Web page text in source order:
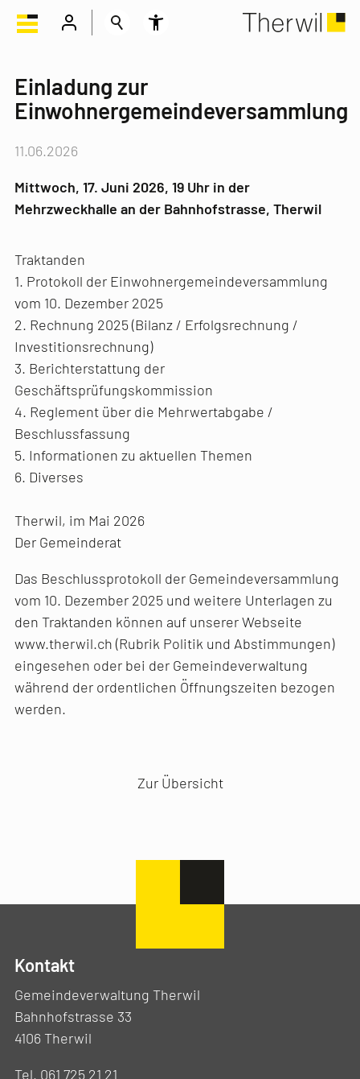
Einladung zur
Einwohnergemeindeversammlung
11.06.2026
Mittwoch, 17. Juni 2026, 19 Uhr in der
Mehrzweckhalle an der Bahnhofstrasse, Therwil
Traktanden
1. Protokoll der Einwohnergemeindeversammlung
vom 10. Dezember 2025
2. Rechnung 2025 (Bilanz / Erfolgsrechnung /
Investitionsrechnung)
3. Berichterstattung der
Geschäftsprüfungskommission
4. Reglement über die Mehrwertabgabe /
Beschlussfassung
5. Informationen zu aktuellen Themen
6. Diverses
Therwil, im Mai 2026
Der Gemeinderat
Das Beschlussprotokoll der Gemeindeversammlung
vom 10. Dezember 2025 und weitere Unterlagen zu
den Traktanden können auf unserer Webseite
www.therwil.ch (Rubrik Politik und Abstimmungen)
eingesehen oder bei der Gemeindeverwaltung
während der ordentlichen Öffnungszeiten bezogen
werden.
Zur Übersicht
Kontakt
Gemeindeverwaltung Therwil
Bahnhofstrasse 33
4106 Therwil
Tel. 061 725 21 21